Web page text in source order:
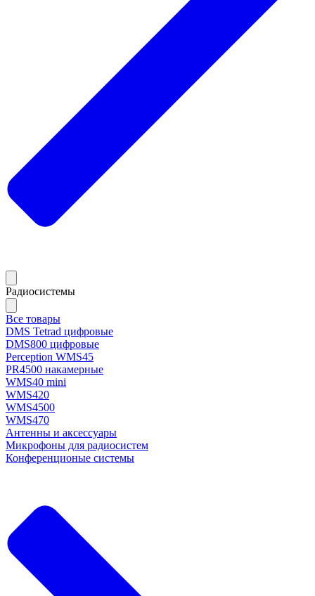
Радиосистемы
Все товары
DMS Tetrad цифровые
DMS800 цифровые
Perception WMS45
PR4500 накамерные
WMS40 mini
WMS420
WMS4500
WMS470
Антенны и аксессуары
Микрофоны для радиосистем
Конференционые системы